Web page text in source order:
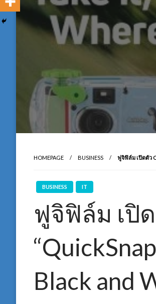
HOMEPAGE BUSINESS ฟูจิฟิล์ม เปิดตัว
BUSINESS IT
ฟูจิฟิล์ม เปิ
Black and